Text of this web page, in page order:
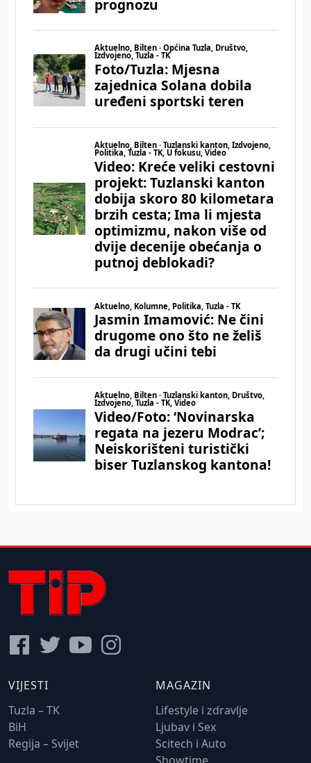
VIJESTI
Tuzla – TK
BiH
Regija – Svijet
MAGAZIN
Lifestyle i zdravlje
Ljubav i Sex
Scitech i Auto
Showtime